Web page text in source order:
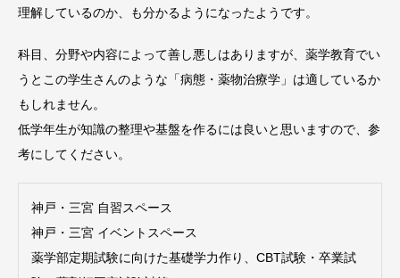
理解しているのか、も分かるようになったようです。
科目、分野や内容によって善し悪しはありますが、薬学教育でい
うとこの学生さんのような「病態・薬物治療学」は適しているか
もしれません。
低学年生が知識の整理や基盤を作るには良いと思いますので、参
考にしてください。
神戸・三宮 自習スペース
神戸・三宮 イベントスペース
薬学部定期試験に向けた基礎学力作り、CBT試験・卒業試